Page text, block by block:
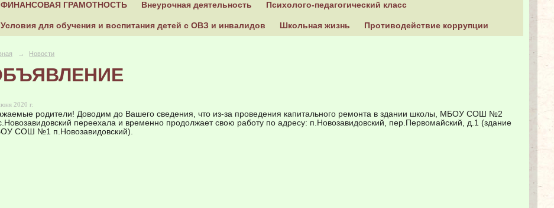
ФИНАНСОВАЯ ГРАМОТНОСТЬ Внеурочная деятельность Психолого-педагогический класс
Условия для обучения и воспитания детей с ОВЗ и инвалидов Школьная жизнь Противодействие коррупции
→ Новости
2020 г.
родители! Доводим до Вашего сведения, что из-за проведения капитального ремонта в здании школы, МБОУ СОШ №2
переехала и временно продолжает свою работу по адресу: п.Новозавидовский, пер.Первомайский, д.1 (здание
СОШ №1 п.Новозавидовский).